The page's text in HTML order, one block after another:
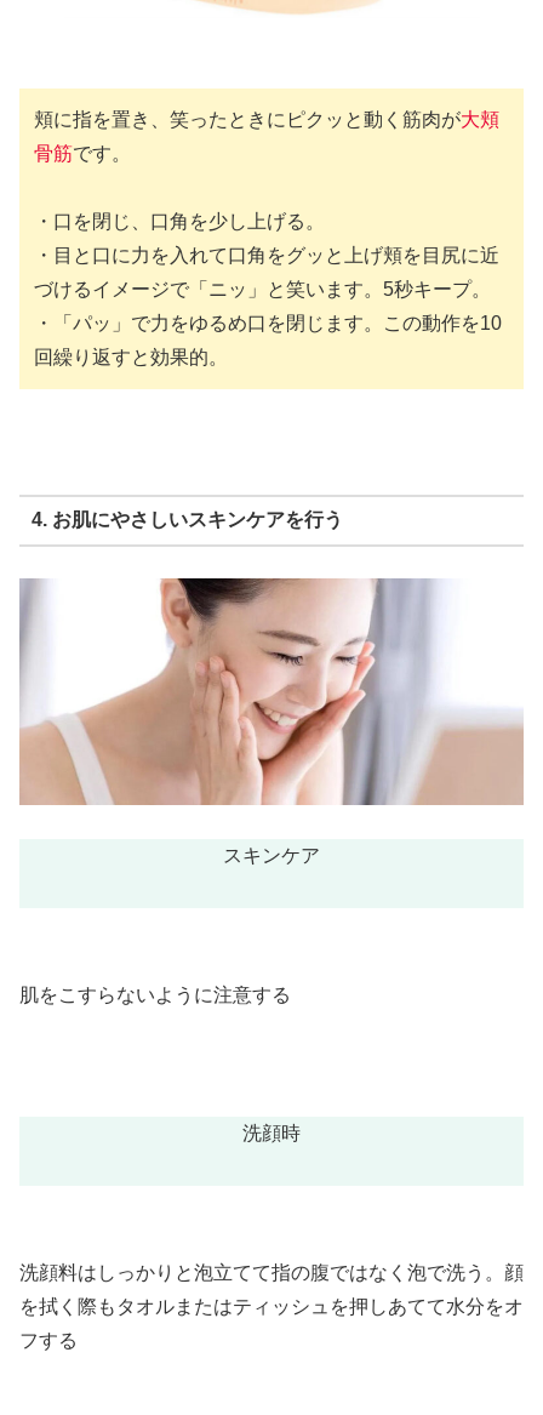
頬に指を置き、笑ったときにピクッと動く筋肉が大頬
骨筋です。
・口を閉じ、口角を少し上げる。
・目と口に力を入れて口角をグッと上げ頬を目尻に近
づけるイメージで「ニッ」と笑います。5秒キープ。
・「パッ」で力をゆるめ口を閉じます。この動作を10
回繰り返すと効果的。
4. お肌にやさしいスキンケアを行う
スキンケア
肌をこすらないように注意する
洗顔時
洗顔料はしっかりと泡立てて指の腹ではなく泡で洗う。顔
を拭く際もタオルまたはティッシュを押しあてて水分をオ
フする